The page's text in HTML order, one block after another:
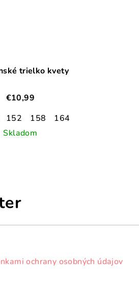
trielko kvety
€10,99
152 158
164
Skladom
ochrany osobných údajov